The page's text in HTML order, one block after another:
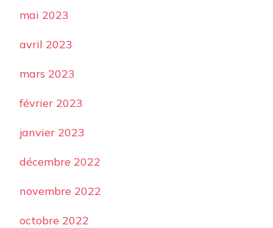
mai 2023
avril 2023
mars 2023
février 2023
janvier 2023
décembre 2022
novembre 2022
octobre 2022